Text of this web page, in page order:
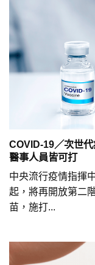
COVID-19／次世
醫事人員皆可打
中央流行疫情指揮
起，將再開放第二
苗，施打...